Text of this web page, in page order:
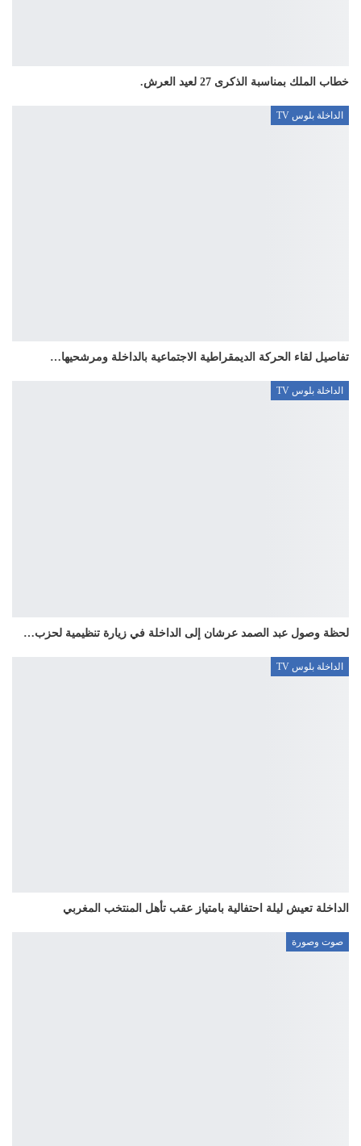
خطاب الملك بمناسبة الذكرى 27 لعيد العرش.
الداخلة بلوس TV
تفاصيل لقاء الحركة الديمقراطية الاجتماعية بالداخلة ومرشحيها…
الداخلة بلوس TV
لحظة وصول عبد الصمد عرشان إلى الداخلة في زيارة تنظيمية لحزب…
الداخلة بلوس TV
الداخلة تعيش ليلة احتفالية بامتياز عقب تأهل المنتخب المغربي
صوت وصورة